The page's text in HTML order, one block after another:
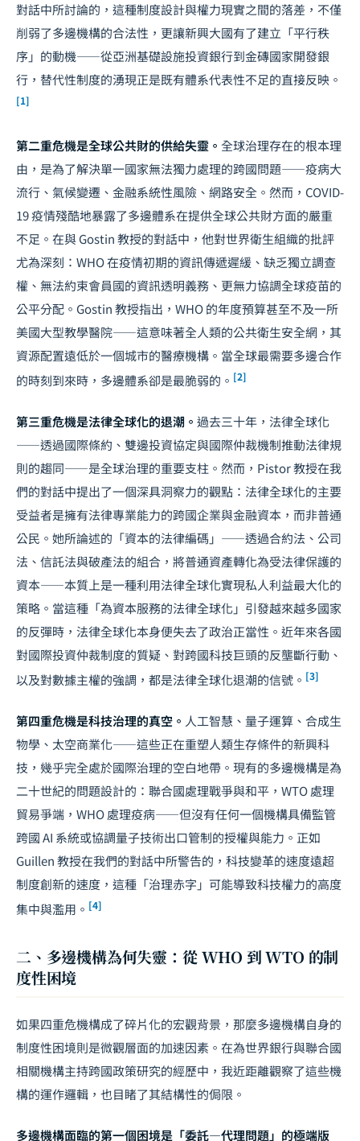
對話中所討論的，這種制度設計與權力現實之間的落差，不僅
削弱了多邊機構的合法性，更讓新興大國有了建立「平行秩
序」的動機——從亞洲基礎設施投資銀行到金磚國家開發銀
行，替代性制度的湧現正是既有體系代表性不足的直接反映。
[1]
第二重危機是全球公共財的供給失靈。 全球治理存在的根本理
由，是為了解決單一國家無法獨力處理的跨國問題——疫病大
流行、氣候變遷、金融系統性風險、網路安全。然而，COVID-
19 疫情殘酷地暴露了多邊體系在提供全球公共財方面的嚴重
不足。在與 Gostin 教授的對話中，他對世界衛生組織的批評
尤為深刻：WHO 在疫情初期的資訊傳遞遲緩、缺乏獨立調查
權、無法約束會員國的資訊透明義務、更無力協調全球疫苗的
公平分配。Gostin 教授指出，WHO 的年度預算甚至不及一所
美國大型教學醫院——這意味著全人類的公共衛生安全網，其
資源配置遠低於一個城市的醫療機構。當全球最需要多邊合作
的時刻到來時，多邊體系卻是最脆弱的。 [2]
第三重危機是法律全球化的退潮。 過去三十年，法律全球化
——透過國際條約、雙邊投資協定與國際仲裁機制推動法律規
則的趨同——是全球治理的重要支柱。然而，Pistor 教授在我
們的對話中提出了一個深具洞察力的觀點：法律全球化的主要
受益者是擁有法律專業能力的跨國企業與金融資本，而非普通
公民。她所論述的「資本的法律編碼」——透過合約法、公司
法、信託法與破產法的組合，將普通資產轉化為受法律保護的
資本——本質上是一種利用法律全球化實現私人利益最大化的
策略。當這種「為資本服務的法律全球化」引發越來越多國家
的反彈時，法律全球化本身便失去了政治正當性。近年來各國
對國際投資仲裁制度的質疑、對跨國科技巨頭的反壟斷行動、
以及對數據主權的強調，都是法律全球化退潮的信號。 [3]
第四重危機是科技治理的真空。 人工智慧、量子運算、合成生
物學、太空商業化——這些正在重塑人類生存條件的新興科
技，幾乎完全處於國際治理的空白地帶。現有的多邊機構是為
二十世紀的問題設計的：聯合國處理戰爭與和平，WTO 處理
貿易爭端，WHO 處理疫病——但沒有任何一個機構具備監管
跨國 AI 系統或協調量子技術出口管制的授權與能力。正如
Guillen 教授在我們的對話中所警告的，科技變革的速度遠超
制度創新的速度，這種「治理赤字」可能導致科技權力的高度
集中與濫用。 [4]
二、多邊機構為何失靈：從 WHO 到 WTO 的制
度性困境
如果四重危機構成了碎片化的宏觀背景，那麼多邊機構自身的
制度性困境則是微觀層面的加速因素。在為世界銀行與聯合國
相關機構主持跨國政策研究的經歷中，我近距離觀察了這些機
構的運作邏輯，也目睹了其結構性的侷限。
多邊機構面臨的第一個困境是「委託—代理問題」的極端版